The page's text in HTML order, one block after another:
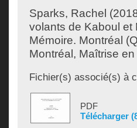
Sparks, Rachel
volants de Kaboul et
Mémoire. Montréal
Montréal, Maîtrise
Fichier(s) associé(s) à
PDF
Télécharger